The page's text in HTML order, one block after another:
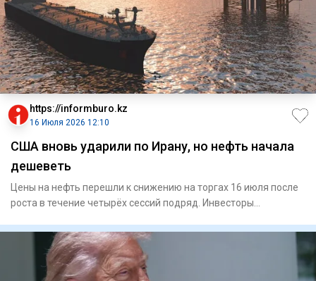
https://informburo.kz
16 Июля 2026 12:10
США вновь ударили по Ирану, но нефть начала
дешеветь
Цены на нефть перешли к снижению на торгах 16 июля после
роста в течение четырёх сессий подряд. Инвесторы